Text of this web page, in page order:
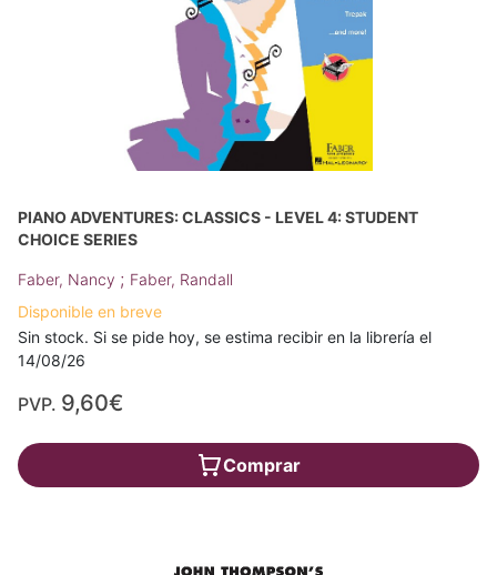
PIANO ADVENTURES: CLASSICS - LEVEL 4: STUDENT
CHOICE SERIES
Faber, Nancy ; Faber, Randall
Disponible en breve
Sin stock. Si se pide hoy, se estima recibir en la librería el
14/08/26
PVP. 9,60€
Comprar